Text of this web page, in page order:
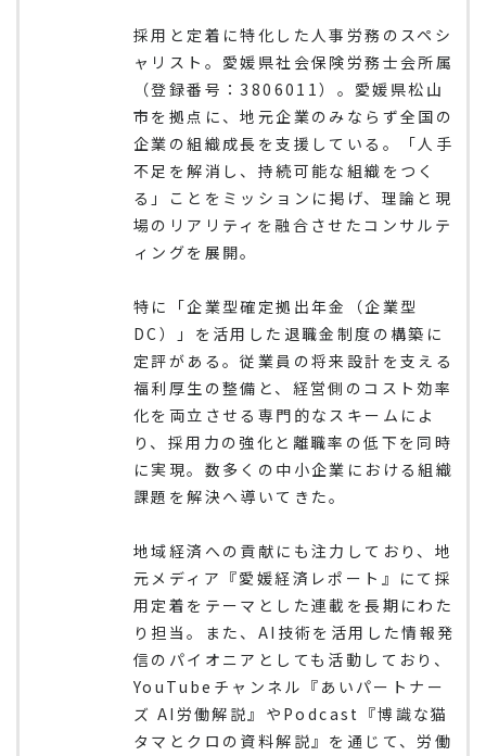
採用と定着に特化した人事労務のスペシ
ャリスト。愛媛県社会保険労務士会所属
（登録番号：3806011）。愛媛県松山
市を拠点に、地元企業のみならず全国の
企業の組織成長を支援している。「人手
不足を解消し、持続可能な組織をつく
る」ことをミッションに掲げ、理論と現
場のリアリティを融合させたコンサルテ
ィングを展開。
特に「企業型確定拠出年金（企業型
DC）」を活用した退職金制度の構築に
定評がある。従業員の将来設計を支える
福利厚生の整備と、経営側のコスト効率
化を両立させる専門的なスキームによ
り、採用力の強化と離職率の低下を同時
に実現。数多くの中小企業における組織
課題を解決へ導いてきた。
地域経済への貢献にも注力しており、地
元メディア『愛媛経済レポート』にて採
用定着をテーマとした連載を長期にわた
り担当。また、AI技術を活用した情報発
信のパイオニアとしても活動しており、
YouTubeチャンネル『あいパートナー
ズ AI労働解説』やPodcast『博識な猫
タマとクロの資料解説』を通じて、労働